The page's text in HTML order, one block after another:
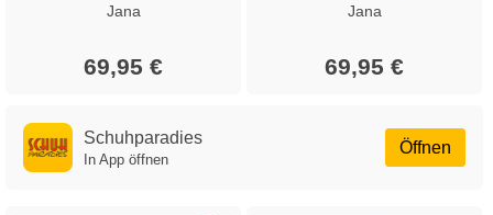
Jana
69,95 €
Jana
69,95 €
Öffnen
Schuhparadies
In App öffnen